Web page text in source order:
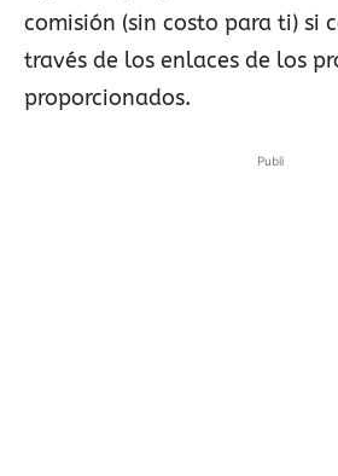
comisión (sin costo para ti) si
través de los enlaces de los
proporcionados.
Publi